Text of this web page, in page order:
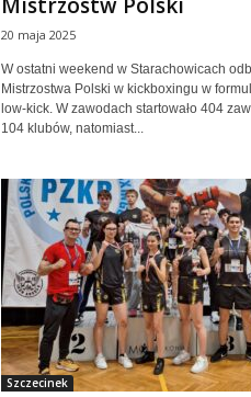
20 maja 2025
W ostatni weekend w Starachowicach
Mistrzostwa Polski w kickboxingu w
low-kick. W zawodach startowało 404
104 klubów, natomiast...
Szczecinek